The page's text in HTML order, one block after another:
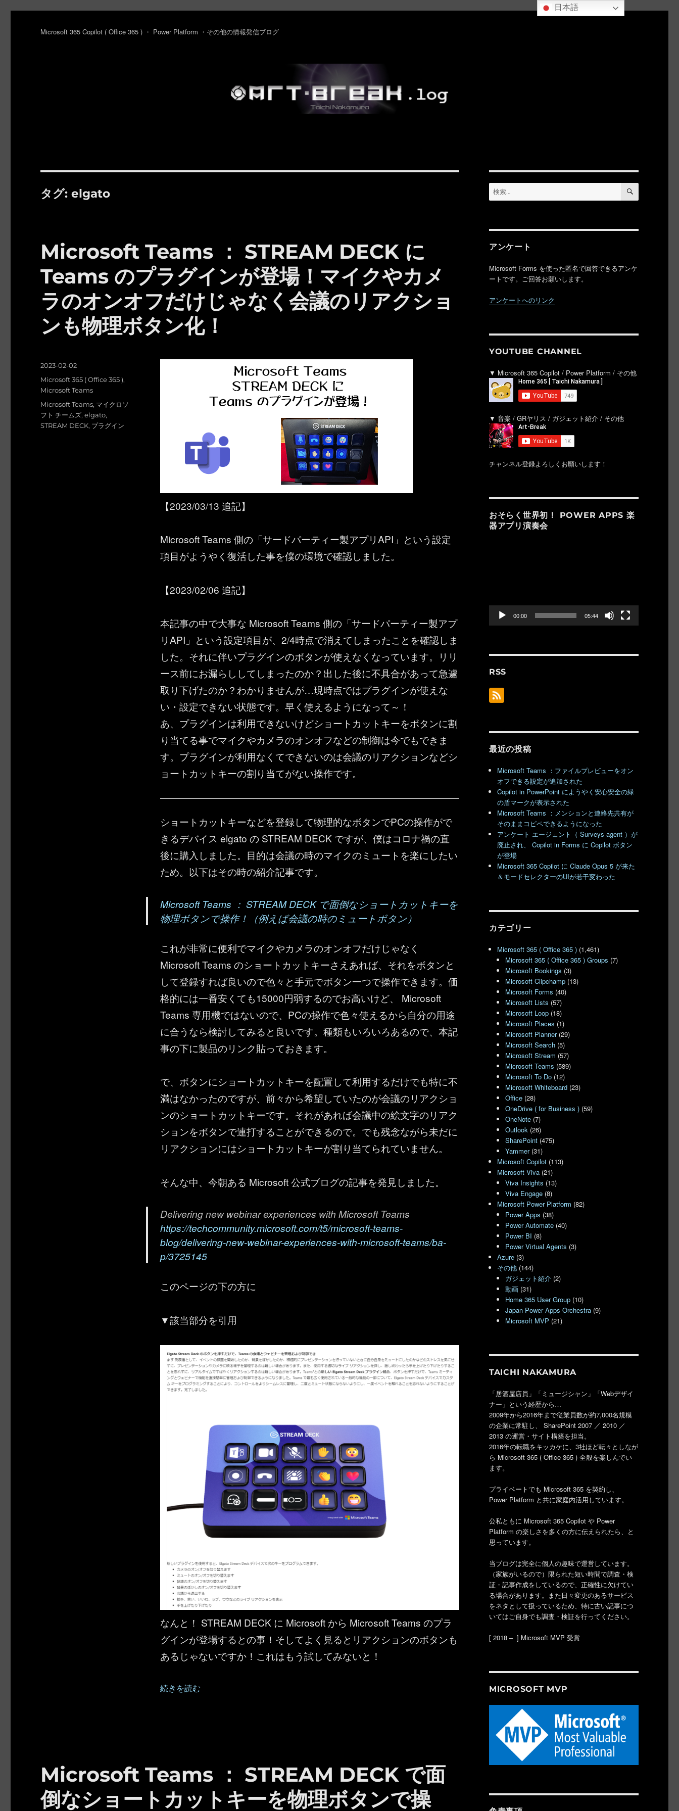
Microsoft 365 Copilot ( Office 365 ) ・ Power Platform ・その他の情報発信ブログ
タグ:elgato
Microsoft Teams ： STREAM DECK に
Teams のプラグインが登場！マイクやカメ
ラのオンオフだけじゃなく会議のリアクショ
ンも物理ボタン化！
【2023/03/13 追記】
Microsoft Teams 側の「サードパーティー製アプリAPI」という設定
項目がようやく復活した事を僕の環境で確認しました。
【2023/02/06 追記】
本記事の中で大事な Microsoft Teams 側の「サードパーティー製アプ
リAPI」という設定項目が、2/4時点で消えてしまったことを確認しま
した。それに伴いプラグインのボタンが使えなくなっています。リリ
ース前にお漏らししてしまったのか？出した後に不具合があって急遽
取り下げたのか？わかりませんが…現時点ではプラグインが使えな
い・設定できない状態です。早く使えるようになって～！
あ、プラグインは利用できないけどショートカットキーをボタンに割
り当てる事でマイクやカメラのオンオフなどの制御は今でもできま
す。プラグインが利用なくてできないのは会議のリアクションなどシ
ョートカットキーの割り当てがない操作です。
ショートカットキーなどを登録して物理的なボタンでPCの操作がで
きるデバイス elgato の STREAM DECK ですが、僕はコロナ禍の直
後に購入しました。目的は会議の時のマイクのミュートを楽にしたい
ため。以下はその時の紹介記事です。
Microsoft Teams ： STREAM DECK で面倒なショートカットキーを
物理ボタンで操作！（例えば会議の時のミュートボタン）
これが非常に便利でマイクやカメラのオンオフだけじゃなく
Microsoft Teams のショートカットキーさえあれば、それをボタンと
して登録すれば良いので色々と手元でボタン一つで操作できます。価
格的には一番安くても15000円弱するのでお高いけど、 Microsoft
Teams 専用機ではないので、PCの操作で色々使えるから自分の用途
に合うなら検討してみると良いです。種類もいろいろあるので、本記
事の下に製品のリンク貼っておきます。
で、ボタンにショートカットキーを配置して利用するだけでも特に不
満はなかったのですが、前々から希望していたのが会議のリアクショ
ンのショートカットキーです。それがあれば会議中の絵文字のリアク
ションをボタンで連打することができるので。でも残念ながら未だに
リアクションにはショートカットキーが割り当てられていません。
そんな中、今朝ある Microsoft 公式ブログの記事を発見しました。
Delivering new webinar experiences with Microsoft Teams
https://techcommunity.microsoft.com/t5/microsoft-teams-
blog/delivering-new-webinar-experiences-with-microsoft-teams/ba-
p/3725145
このページの下の方に
▼該当部分を引用
なんと！ STREAM DECK に Microsoft から Microsoft Teams のプラ
グインが登場するとの事！そしてよく見るとリアクションのボタンも
あるじゃないですか！これはもう試してみないと！
“Microsoft Teams ： STREAM DECK に Teams のプラグインが登場！マイクやカメラのオンオフだけじゃなく会議のリアクションも物理ボタン
続きを読む
投
日:
2023-02-02
カ
テ
ー
Microsoft 365 ( Office 365 ),
Microsoft Teams
タ
グ
Microsoft Teams, マイクロソ
フト チームズ,elgato,
STREAM DECK, プラグイン
Microsoft Teams ： STREAM DECK で面
倒なショートカットキーを物理ボタンで操
検
索:
検
アンケート
Microsoft Forms を使った匿名で回答できるアンケ
ートです。ご回答お願いします。
アンケートへのリンク
YOUTUBE CHANNEL
▼ Microsoft 365 Copilot / Power Platform / その他
▼ 音楽 / GRヤリス / ガジェット紹介 / その他
チャンネル登録よろしくお願いします！
おそらく世界初！ POWER APPS 楽
器アプリ演奏会
00:00 05:44
RSS
最近の投稿
Microsoft Teams ：ファイルプレビューをオン
オフできる設定が追加された
Copilot in PowerPoint にようやく安心安全の緑
の盾マークが表示された
Microsoft Teams ：メンションと連絡先共有が
そのままコピペできるようになった
アンケート エージェント（ Surveys agent ）が
廃止され、 Copilot in Forms に Copilot ボタン
が登場
Microsoft 365 Copilot に Claude Opus 5 が来た
＆モードセレクターのUIが若干変わった
カテゴリー
Microsoft 365 ( Office 365 ) (1,461)
Microsoft 365 ( Office 365 ) Groups (7)
Microsoft Bookings (3)
Microsoft Clipchamp (13)
Microsoft Forms (40)
Microsoft Lists (57)
Microsoft Loop (18)
Microsoft Places (1)
Microsoft Planner(29)
Microsoft Search (5)
Microsoft Stream (57)
Microsoft Teams (589)
Microsoft To Do (12)
Microsoft Whiteboard (23)
Office (28)
OneDrive ( for Business ) (59)
OneNote (7)
Outlook (26)
SharePoint (475)
Yammer(31)
Microsoft Copilot (113)
Microsoft Viva (21)
Viva Insights (13)
Viva Engage (8)
Microsoft Power Platform (82)
Power Apps (38)
Power Automate (40)
Power BI (8)
Power Virtual Agents (3)
Azure (3)
その他 (144)
ガジェット紹介 (2)
動画 (31)
Home 365 User Group (10)
Japan Power Apps Orchestra (9)
Microsoft MVP (21)
TAICHI NAKAMURA
「居酒屋店員」「ミュージシャン」「Webデザイ
ナー」という経歴から…
2009年から2016年まで従業員数が約7,000名規模
の企業に常駐し、 SharePoint 2007 ／ 2010 ／
2013 の運営・サイト構築を担当。
2016年の転職をキッカケに、3社ほど転々としなが
ら Microsoft 365 ( Office 365 ) 全般を楽しんでい
ます。
プライベートでも Microsoft 365 を契約し、
Power Platform と共に家庭内活用しています。
公私ともに Microsoft 365 Copilot や Power
Platform の楽しさを多くの方に伝えられたら、と
思っています。
当ブログは完全に個人の趣味で運営しています。
（家族がいるので）限られた短い時間で調査・検
証・記事作成をしているので、正確性に欠けてい
る場合があります。また日々変更のあるサービス
をネタとして扱っているため、特に古い記事につ
いてはご自身でも調査・検証を行ってください。
[ 2018 – ] Microsoft MVP 受賞
MICROSOFT MVP
日本語